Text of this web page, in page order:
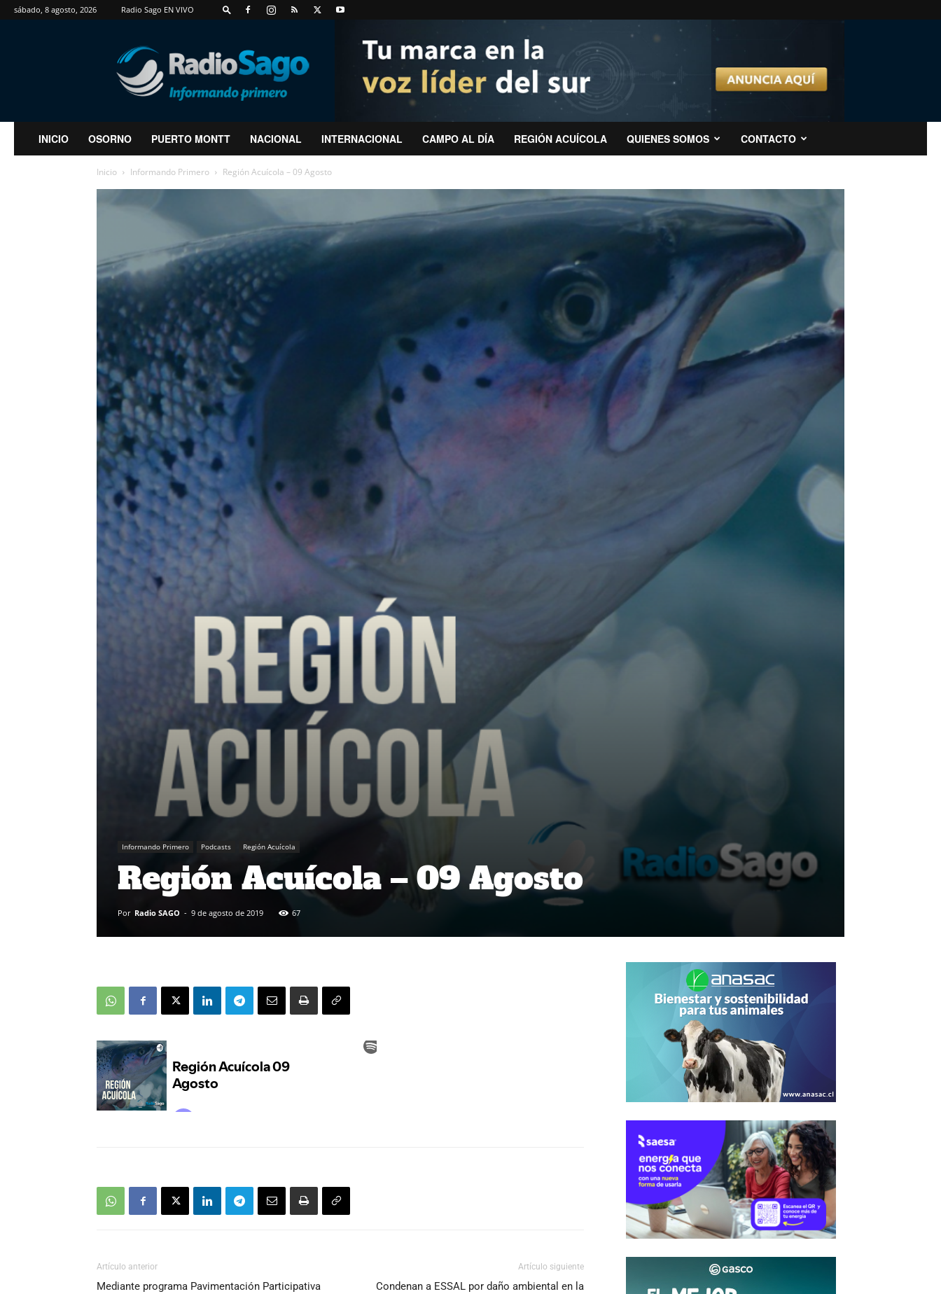
sábado, 8 agosto, 2026 Radio Sago EN VIVO
RadioSago
INICIO OSORNO PUERTO MONTT NACIONAL INTERNACIONAL CAMPO AL DÍA REGIÓN ACUÍCOLA QUIENES SOMOS CONTACTO
Inicio Informando Primero Región Acuícola – 09 Agosto
Informando Primero Podcasts Región Acuícola
Región Acuícola – 09 Agosto
Por Radio SAGO - 9 de agosto de 2019 67
Artículo anterior
Mediante programa Pavimentación Participativa
Artículo siguiente
Condenan a ESSAL por daño ambiental en la